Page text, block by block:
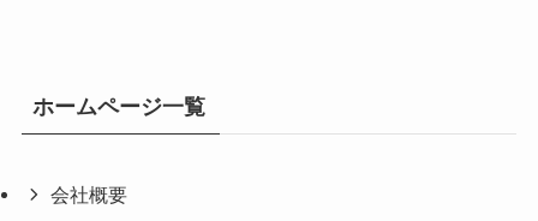
ホームページ一覧
会社概要